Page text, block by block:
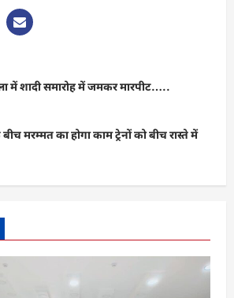
में शादी समारोह में जमकर मारपीट…..
मरम्मत का होगा काम ट्रेनों को बीच रास्ते में